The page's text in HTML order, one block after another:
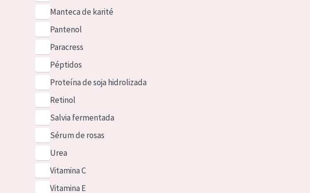
Manteca de karité
Pantenol
Paracress
Péptidos
Proteína de soja hidrolizada
Retinol
Salvia fermentada
Sérum de rosas
Urea
Vitamina C
Vitamina E